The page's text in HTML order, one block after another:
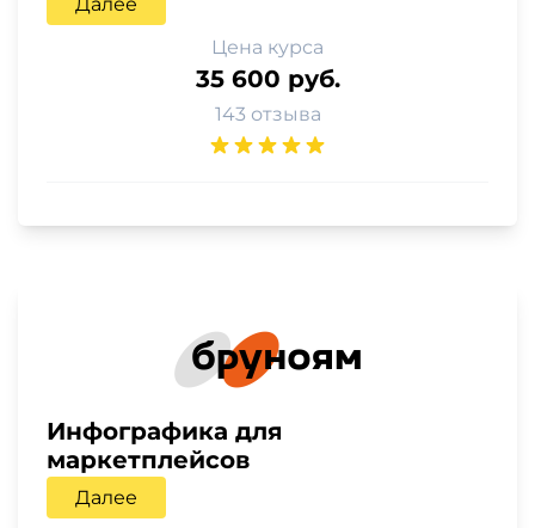
Цена курса
35 600 руб.
143 отзыва
Инфографика для
маркетплейсов
Далее